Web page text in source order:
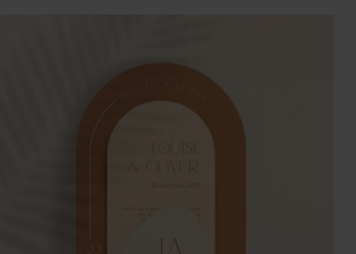
Servetringen met datum en initialen